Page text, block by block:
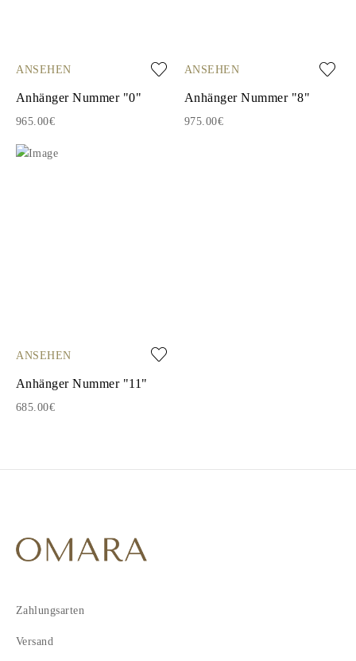
ANSEHEN
Anhänger Nummer "0"
965.00€
ANSEHEN
Anhänger Nummer "8"
975.00€
ANSEHEN
Anhänger Nummer "11"
685.00€
Zahlungsarten
Versand